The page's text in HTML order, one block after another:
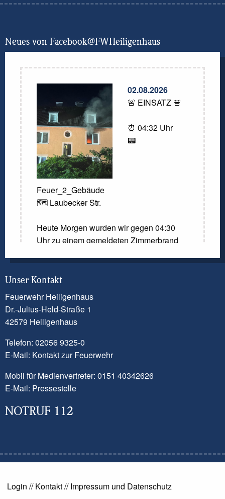
Neues von Facebook@FWHeiligenhaus
02.08.2026
🚨 EINSATZ 🚨
⏰ 04:32 Uhr
📟
Feuer_2_Gebäude
🗺️ Laubecker Str.
Heute Morgen wurden wir gegen 04:30
Uhr zu einem gemeldeten Zimmerbrand
Kreisleitstelle sollte ein Zimmer in
Vollbrand stehen. Beim Eintreffen der
nicht bestätigt werden. Dennoch kam es
zu einem Brandereignis in einem Zimmer.
Ein Trupp unter Atemschutz ging mit
einem Löschrohr vor und konnte das
des Hauses wurde vorsorglich vom
Rettungsdienst untersucht. Die
Brandwohnung ist aktuell nicht
bewohnbar.
wiederhergestellt war, konnten die 26
Unser Kontakt
Feuerwehr Heiligenhaus
Dr.-Julius-Held-Straße 1
42579 Heiligenhaus
Telefon: 02056 9325-0
E-Mail: Kontakt zur Feuerwehr
Mobil für Medienvertreter: 0151 40342626
E-Mail: Pressestelle
NOTRUF 112
Login //Kontakt//Impressum und Datenschutz